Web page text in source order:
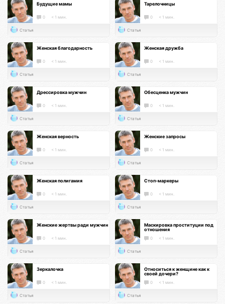
Будущие мамы
0 < 1 мин.
Статья
Тарелочницы
0 < 1 мин.
Статья
Женская благодарность
0 < 1 мин.
Статья
Женская дружба
0 < 1 мин.
Статья
Дрессировка мужчин
0 < 1 мин.
Статья
Обесценка мужчин
0 < 1 мин.
Статья
Женская верность
0 < 1 мин.
Статья
Женские запросы
0 < 1 мин.
Статья
Женская полигамия
0 < 1 мин.
Статья
Стоп-маркеры
0 < 1 мин.
Статья
Женские жертвы ради мужчин
0 < 1 мин.
Статья
Маскировка проституции под
отношения
0 < 1 мин.
Статья
Зеркалочка
0 < 1 мин.
Статья
Относиться к женщине как к
своей дочери?
0 < 1 мин.
Статья